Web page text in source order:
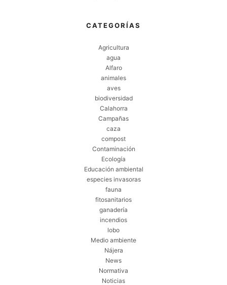
CATEGORÍAS
Agricultura
agua
Alfaro
animales
aves
biodiversidad
Calahorra
Campañas
caza
compost
Contaminación
Ecología
Educación ambiental
especies invasoras
fauna
fitosanitarios
ganadería
incendios
lobo
Medio ambiente
Nájera
News
Normativa
Noticias